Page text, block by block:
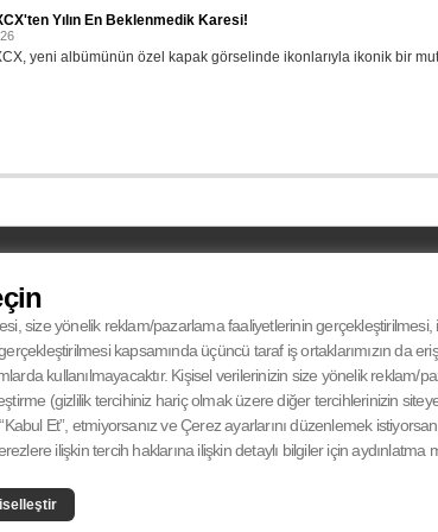
Yılın En Beklenmedik Karesi!
yeni albümünün özel kapak görselinde ikonlarıyla ikonik bir
size yönelik reklam/pazarlama faaliyetlerinin gerçekleştirilmesi,
kapsamında üçüncü taraf iş ortaklarımızın da
kullanılmayacaktır. Kişisel verilerinizin size yönelik reklam/
(gizlilik tercihiniz hariç olmak üzere diğer tercihlerinizin
Et”, etmiyorsanız ve Çerez ayarlarını düzenlemek
ilişkin tercih haklarına ilişkin detaylı bilgiler için aydınlatma
FEC
V-Dikey° 5/6
CANLI